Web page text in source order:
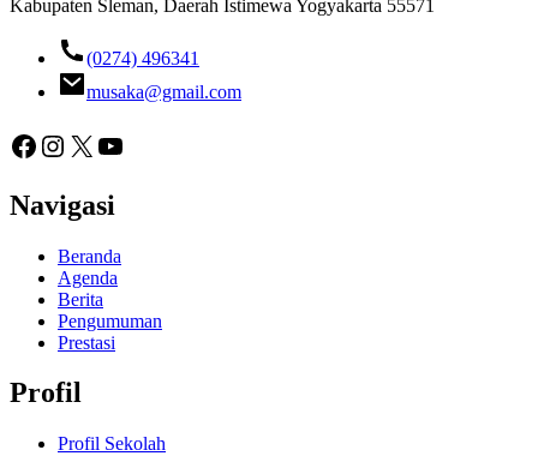
Kabupaten Sleman, Daerah Istimewa Yogyakarta 55571
(0274) 496341
musaka@gmail.com
Facebook
Instagram
X YouTube
Navigasi
Beranda
Agenda
Berita
Pengumuman
Prestasi
Profil
Profil Sekolah